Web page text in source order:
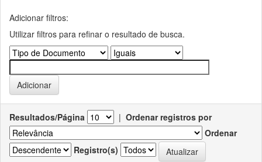
Adicionar filtros:
Utilizar filtros para refinar o resultado de busca.
Resultados/Página | Ordenar registros por
Ordenar
Registro(s)